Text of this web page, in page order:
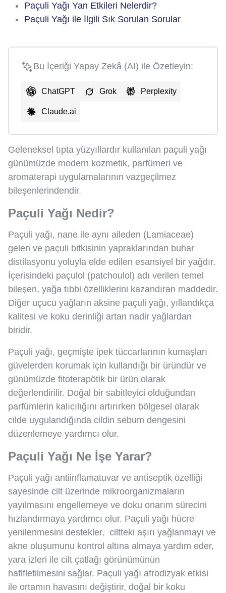
Paçuli Yağı Yan Etkileri Nelerdir?
Paçuli Yağı ile İlgili Sık Sorulan Sorular
Bu İçeriği Yapay Zekâ (AI) ile Özetleyin:
ChatGPT Grok Perplexity
Claude.ai
Geleneksel tıpta yüzyıllardır kullanılan paçuli yağı
günümüzde modern kozmetik, parfümeri ve
aromaterapi uygulamalarının vazgeçilmez
bileşenlerindendir.
Paçuli Yağı Nedir?
Paçuli yağı, nane ile aynı aileden (Lamiaceae)
gelen ve paçuli bitkisinin yapraklarından buhar
distilasyonu yoluyla elde edilen esansiyel bir yağdır.
İçerisindeki paçulol (patchoulol) adı verilen temel
bileşen, yağa tıbbi özelliklerini kazandıran maddedir.
Diğer uçucu yağların aksine paçuli yağı, yıllandıkça
kalitesi ve koku derinliği artan nadir yağlardan
biridir.
Paçuli yağı, geçmişte ipek tüccarlarının kumaşları
güvelerden korumak için kullandığı bir üründür ve
günümüzde fitoterapötik bir ürün olarak
değerlendirilir. Doğal bir sabitleyici olduğundan
parfümlerin kalıcılığını artırırken bölgesel olarak
cilde uygulandığında cildin sebum dengesini
düzenlemeye yardımcı olur.
Paçuli Yağı Ne İşe Yarar?
Paçuli yağı antiinflamatuvar ve antiseptik özelliği
sayesinde cilt üzerinde mikroorganizmaların
yayılmasını engellemeye ve doku onarım sürecini
hızlandırmaya yardımcı olur. Paçuli yağı hücre
yenilenmesini destekler, ciltteki aşırı yağlanmayı ve
akne oluşumunu kontrol altına almaya yardım eder,
yara izleri ile cilt çatlağı görünümünün
hafifletilmesini sağlar. Paçuli yağı afrodizyak etkisi
ile ortamın havasını değiştirir, doğal bir koku